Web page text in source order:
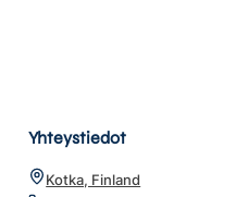
Yhteystiedot
Kotka, Finland